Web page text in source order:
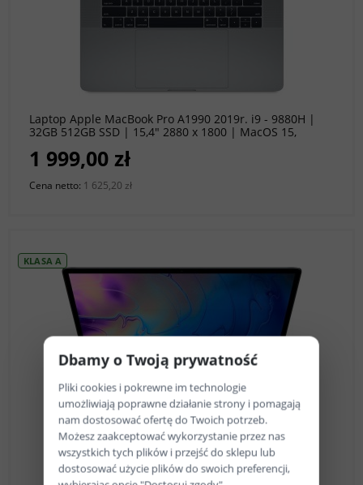
Laptop Apple MacBook Pro A1990 2019r. i9 - 9880H |
32GB 512GB SSD | 15,4" 2880 x 1800 | MacOS 15,
1 999,00 zł
Cena netto: 1 625,20 zł
do koszyka
KLASA A
Dbamy o Twoją prywatność
Pliki cookies i pokrewne im technologie
umożliwiają poprawne działanie strony i pomagają
nam dostosować ofertę do Twoich potrzeb.
Możesz zaakceptować wykorzystanie przez nas
wszystkich tych plików i przejść do sklepu lub
dostosować użycie plików do swoich preferencji,